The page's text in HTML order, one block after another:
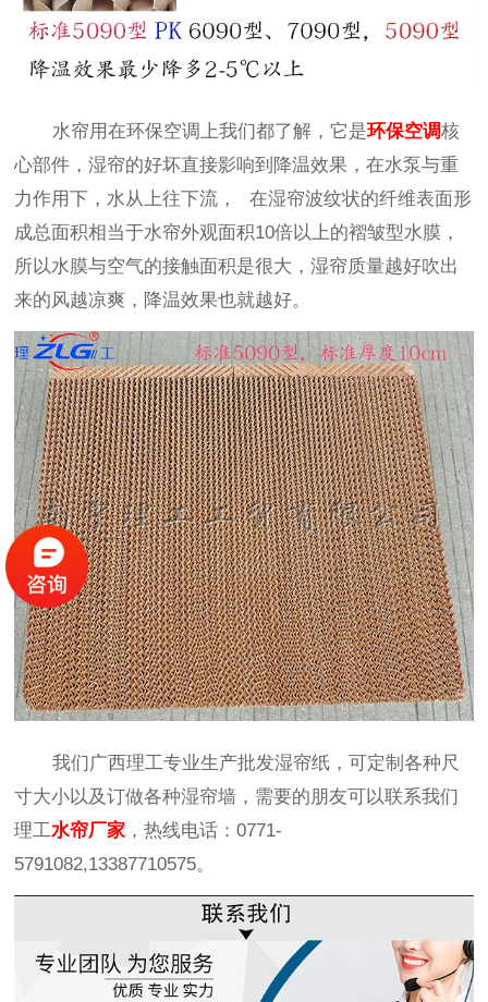
水帘用在环保空调上我们都了解，它是环保空调核
心部件，湿帘的好坏直接影响到降温效果，在水泵与重
力作用下，水从上往下流， 在湿帘波纹状的纤维表面形
成总面积相当于水帘外观面积10倍以上的褶皱型水膜，
所以水膜与空气的接触面积是很大，湿帘质量越好吹出
来的风越凉爽，降温效果也就越好。
我们广西理工专业生产批发湿帘纸，可定制各种尺
寸大小以及订做各种湿帘墙，需要的朋友可以联系我们
理工水帘厂家 ，热线电话：0771-
5791082,13387710575。